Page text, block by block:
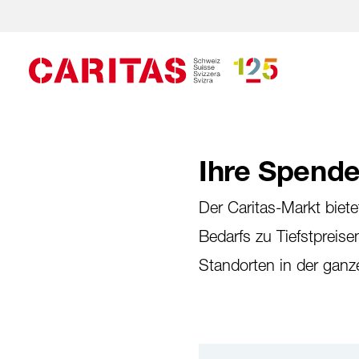
Ihre
Der Caritas-Markt
Bedarfs zu
Standorten in der